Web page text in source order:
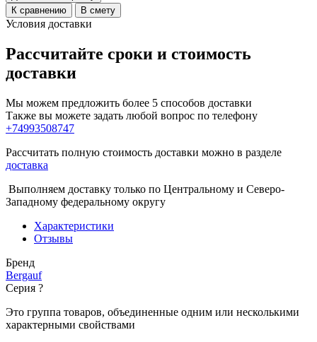
К сравнению
В смету
Условия доставки
Рассчитайте сроки и стоимость
доставки
Мы можем предложить более 5 способов доставки
Также вы можете задать любой вопрос по телефону
+74993508747
Рассчитать полную стоимость доставки можно в разделе
доставка
Выполняем доставку только по Центральному и Северо-
Западному федеральному округу
Характеристики
Отзывы
Бренд
Bergauf
Серия ?
Это группа товаров, объединенные одним или несколькими
характерными свойствами